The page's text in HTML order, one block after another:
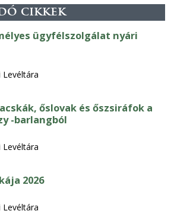
cikkek
ügyfélszolgálat nyári
Levéltára
őslovak és őszsiráfok a
-barlangból
Levéltára
2026
Levéltára